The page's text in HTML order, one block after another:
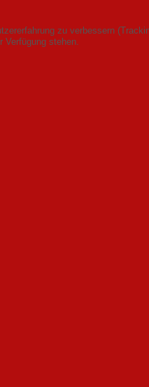
zu verbessern
Verfügung stehen.